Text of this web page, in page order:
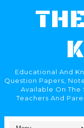
Educational And
Question Papers,
Available On The
Teachers And